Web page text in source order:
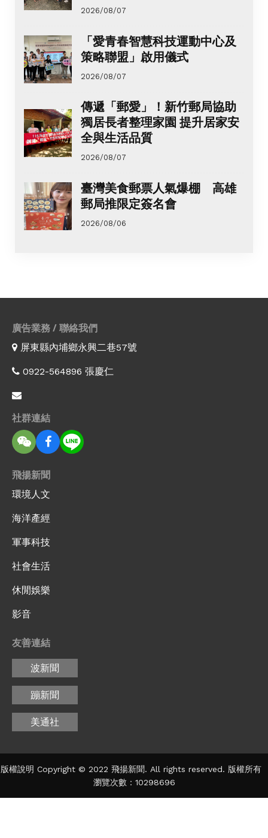
2026/08/07
「愛青春智慧科技運動中心及
策略聯盟」啟用儀式
2026/08/07
傳遞「郵愛」！新竹郵局協助
獨居長者整理家園 提升居家安
全與生活品質
2026/08/07
臺灣美食郵票人氣爆棚 高雄
郵局推限定簽名會
2026/08/06
廣告業務 / 聯絡我們
屏東縣內埔鄉永興二巷57號
0922-564896 張慶仁
社群連結
飛揚新聞
環境人文
海洋產經
軍事科技
社會生活
休閒娛樂
影音
友善連結
波新聞
蹦新聞
美通社
版權說明 Copyright © 2022 飛揚新聞. All rights reserved. 版權所有
瀏覽次數：10298696